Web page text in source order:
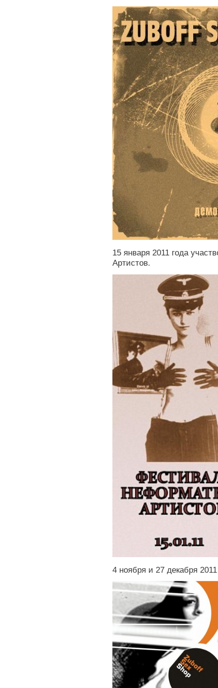
15 января 2011 года
Артистов.
4 ноября и 27 декабря